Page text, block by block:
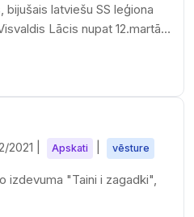
latviešu SS leģiona
Lācis nupat 12.martā
2021 Apskati vēsture
izdevuma "Taini i zagadki",